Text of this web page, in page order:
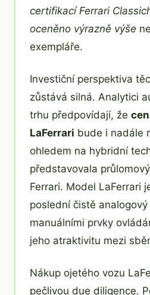
certifikací Ferrari
oceněno výrazně výše
exempláře.
Investiční perspektiva
zůstává silná. Analytici
trhu předpovídají, že
LaFerrari bude i nadále
ohledem na hybridní
představovala
Ferrari. Model LaFerrari
poslední čistě
manuálními prvky
jeho atraktivitu mezi
Nákup ojetého vozu
pečlivou due diligence.